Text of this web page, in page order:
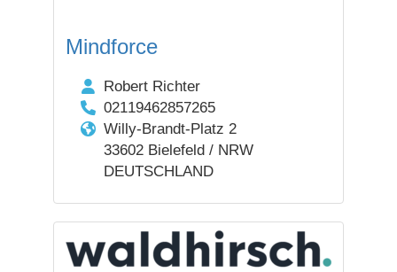
Mindforce
Robert Richter
02119462857265
Willy-Brandt-Platz 2
33602 Bielefeld / NRW
DEUTSCHLAND